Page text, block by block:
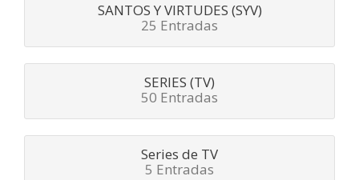
SANTOS Y VIRTUDES (SYV)
25 Entradas
SERIES (TV)
50 Entradas
Series de TV
5 Entradas